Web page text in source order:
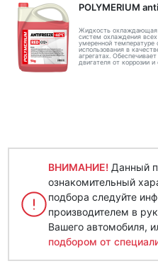
POLYMERIUM
Жидкость охлаждающая
систем охлаждения
умеренной
использования в
агрегатах.
двигателя от коррозии и
ВНИМАНИЕ! Данный
ознакомительный
подбора следуйте
производителем в
Вашего автомобиля,
подбором от